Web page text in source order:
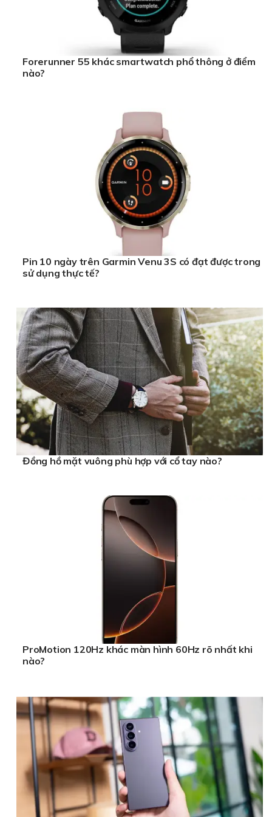
Forerunner 55 khác smartwatch phổ thông ở điểm
nào?
Pin 10 ngày trên Garmin Venu 3S có đạt được trong
sử dụng thực tế?
Đồng hồ mặt vuông phù hợp với cổ tay nào?
ProMotion 120Hz khác màn hình 60Hz rõ nhất khi
nào?